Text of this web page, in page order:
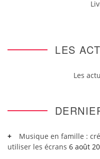
LES
Les
Musique en famille :
utiliser les écrans 6 août